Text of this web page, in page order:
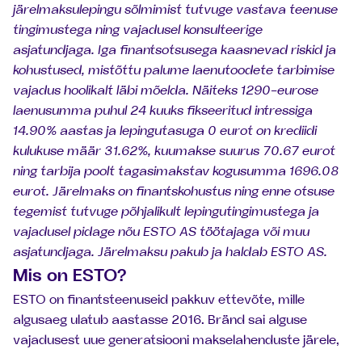
järelmaksulepingu sõlmimist tutvuge vastava teenuse
tingimustega ning vajadusel konsulteerige
asjatundjaga. Iga finantsotsusega kaasnevad riskid ja
kohustused, mistõttu palume laenutoodete tarbimise
vajadus hoolikalt läbi mõelda. Näiteks 1290-eurose
laenusumma puhul 24 kuuks fikseeritud intressiga
14.90% aastas ja lepingutasuga 0 eurot on krediidi
kulukuse määr 31.62%, kuumakse suurus 70.67 eurot
ning tarbija poolt tagasimakstav kogusumma 1696.08
eurot. Järelmaks on finantskohustus ning enne otsuse
tegemist tutvuge põhjalikult lepingutingimustega ja
vajadusel pidage nõu ESTO AS töötajaga või muu
asjatundjaga. Järelmaksu pakub ja haldab ESTO AS.
Mis on ESTO?
ESTO on finantsteenuseid pakkuv ettevõte, mille
algusaeg ulatub aastasse 2016. Bränd sai alguse
vajadusest uue generatsiooni makselahenduste järele,